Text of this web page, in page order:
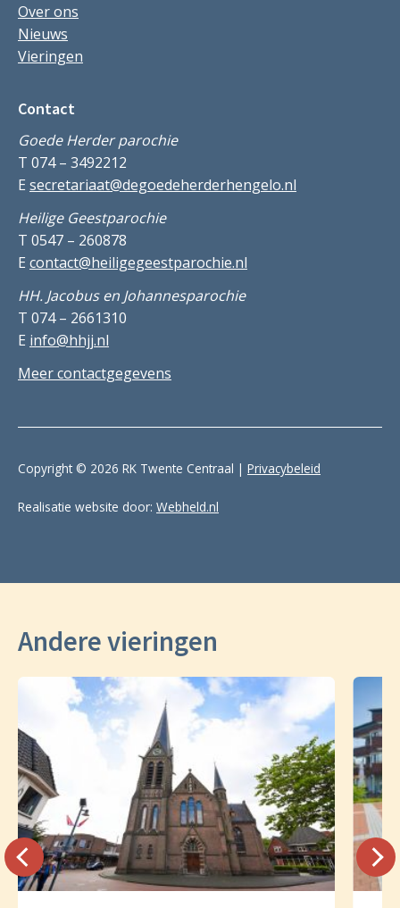
Over ons
Nieuws
Vieringen
Contact
Goede Herder parochie
T 074 – 3492212
E secretariaat@degoedeherderhengelo.nl
Heilige Geestparochie
T 0547 – 260878
E contact@heiligegeestparochie.nl
HH. Jacobus en Johannesparochie
T 074 – 2661310
E info@hhjj.nl
Meer contactgegevens
Copyright © 2026 RK Twente Centraal | Privacybeleid
Realisatie website door: Webheld.nl
Andere vieringen